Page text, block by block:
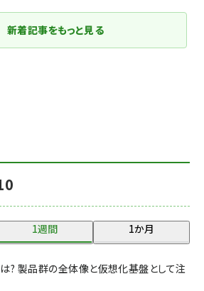
1週間 1か月
? 製品群の全体像と仮想化基盤として注
新着記事をもっと見る